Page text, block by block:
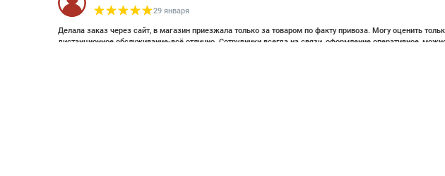
29 января
Делала заказ через сайт, в магазин приезжала только за товаром по факту привоза. Могу оценить
дистанционное обслуживание-всё отлично. Сотрудники всегда на связи, оформление оперативное,